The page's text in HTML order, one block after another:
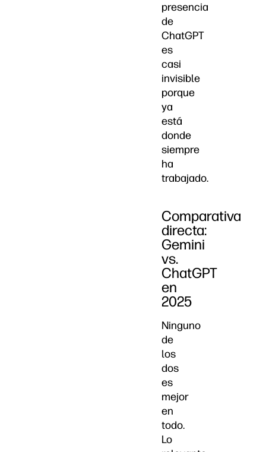
presencia
de
ChatGPT
es
casi
invisible
porque
ya
está
donde
siempre
ha
trabajado.
Comparativa
directa:
Gemini
vs.
ChatGPT
en
2025
Ninguno
de
los
dos
es
mejor
en
todo.
Lo